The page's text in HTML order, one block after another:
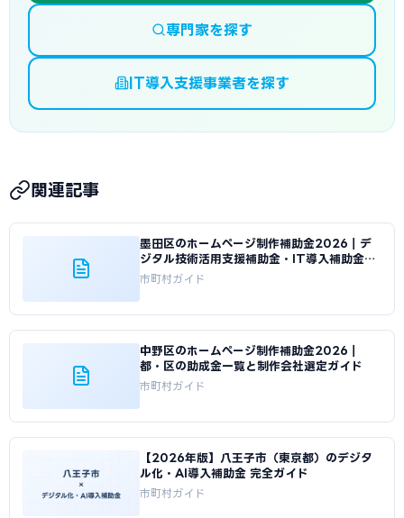
専門家を探す
IT導入支援事業者を探す
関連記事
墨田区のホームページ制作補助金2026｜デ
ジタル技術活用支援補助金・IT導入補助金の
使い方
市町村ガイド
中野区のホームページ制作補助金2026｜
都・区の助成金一覧と制作会社選定ガイド
市町村ガイド
【2026年版】八王子市（東京都）のデジタ
ル化・AI導入補助金 完全ガイド
市町村ガイド